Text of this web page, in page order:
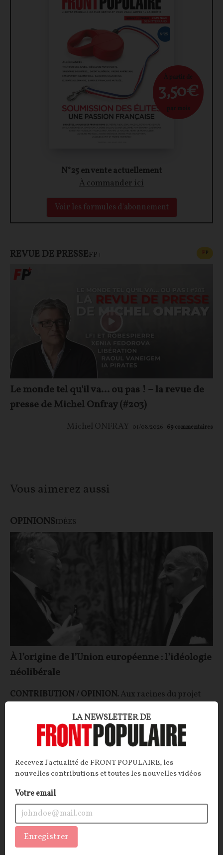
N°25 en vente actuellement
À commander ici
Voir les formules d'abonnement
À partir de
3,50€
par mois
REVUE DE PRESSEFP+ FP
Le monde tel qu'il va… ou pas ! – la revue de
presse de Michel Onfray (#203)
Michel ONFRAY 01/08/2026 69 commentaires
Vous aimerez aussi
OPINIONSIDÉES
À l’origine de l’Union européenne : l’idéologie
néolibérale
CONTRIBUTION / OPINION.Aux racines du projet
influente que peu discutée : le néolibéralisme.
Décorticage.
LA NEWSLETTER DE
Recevez l'actualité de FRONT POPULAIRE, les
nouvelles contributions et toutes les nouvelles vidéos
Votre email
Enregistrer